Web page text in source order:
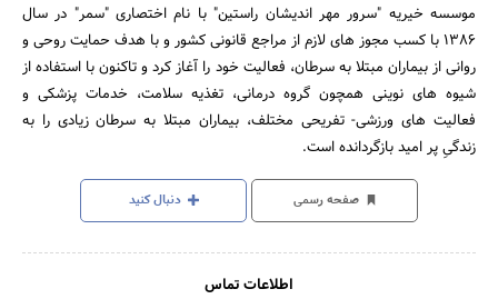
موسسه خیریه "سرور مهر اندیشان راستین" با نام اختصاری "سمر" در سال
1386 با کسب مجوز های لازم از مراجع قانونی کشور و با هدف حمایت روحی و
روانی از بیماران مبتلا به سرطان، فعالیت خود را آغاز کرد و تاکنون با استفاده از
شیوه های نوینی همچون گروه درمانی، تغذیه سلامت، خدمات پزشکی و
فعالیت های ورزشی- تفریحی مختلف، بیماران مبتلا به سرطان زیادی را به
زندگیِ پر امید بازگردانده است.
صفحه رسمی دنبال کنید
اطلاعات تماس